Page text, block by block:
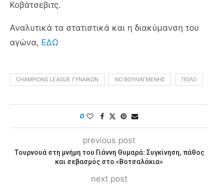
Κοβάτσεβιτς.
Αναλυτικά τα στατιστικά και η διακύμανση του
αγώνα, ΕΔΩ
CHAMPIONS LEAGUE ΓΥΝΑΙΚΩΝ ΝΟ ΒΟΥΛΙΑΓΜΈΝΗΣ ΠΌΛΟ
0
previous post
Τουρνουά στη μνήμη του Γιάννη Θυμαρά: Συγκίνηση, πάθος
και σεβασμός στο «Βοτσαλάκια»
next post